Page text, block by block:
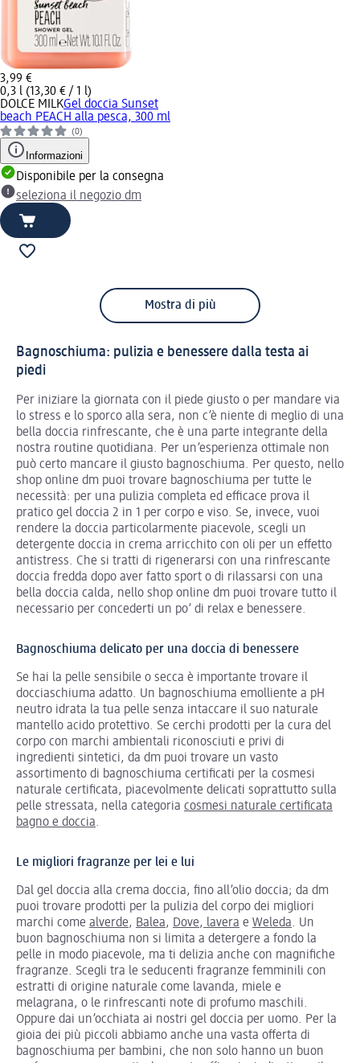
3,99 €
0,3 l (13,30 € / 1 l)
DOLCE MILKGel doccia Sunset
beach PEACH alla pesca, 300 ml
(0)
Informazioni
Disponibile per la consegna
seleziona il negozio dm
Mostra di più
Bagnoschiuma: pulizia e benessere dalla testa ai
piedi
Per iniziare la giornata con il piede giusto o per mandare via
lo stress e lo sporco alla sera, non c’è niente di meglio di una
bella doccia rinfrescante, che è una parte integrante della
nostra routine quotidiana. Per un’esperienza ottimale non
può certo mancare il giusto bagnoschiuma. Per questo, nello
shop online dm puoi trovare bagnoschiuma per tutte le
necessità: per una pulizia completa ed efficace prova il
pratico gel doccia 2 in 1 per corpo e viso. Se, invece, vuoi
rendere la doccia particolarmente piacevole, scegli un
detergente doccia in crema arricchito con oli per un effetto
antistress. Che si tratti di rigenerarsi con una rinfrescante
doccia fredda dopo aver fatto sport o di rilassarsi con una
bella doccia calda, nello shop online dm puoi trovare tutto il
necessario per concederti un po’ di relax e benessere.
Bagnoschiuma delicato per una doccia di benessere
Se hai la pelle sensibile o secca è importante trovare il
docciaschiuma adatto. Un bagnoschiuma emolliente a pH
neutro idrata la tua pelle senza intaccare il suo naturale
mantello acido protettivo. Se cerchi prodotti per la cura del
corpo con marchi ambientali riconosciuti e privi di
ingredienti sintetici, da dm puoi trovare un vasto
assortimento di bagnoschiuma certificati per la cosmesi
naturale certificata, piacevolmente delicati soprattutto sulla
pelle stressata, nella categoria cosmesi naturale certificata
bagno e doccia.
Le migliori fragranze per lei e lui
Dal gel doccia alla crema doccia, fino all’olio doccia; da dm
puoi trovare prodotti per la pulizia del corpo dei migliori
marchi come alverde, Balea, Dove, lavera e Weleda. Un
buon bagnoschiuma non si limita a detergere a fondo la
pelle in modo piacevole, ma ti delizia anche con magnifiche
fragranze. Scegli tra le seducenti fragranze femminili con
estratti di origine naturale come lavanda, miele e
melagrana, o le rinfrescanti note di profumo maschili.
Oppure dai un’occhiata ai nostri gel doccia per uomo. Per la
gioia dei più piccoli abbiamo anche una vasta offerta di
bagnoschiuma per bambini, che non solo hanno un buon